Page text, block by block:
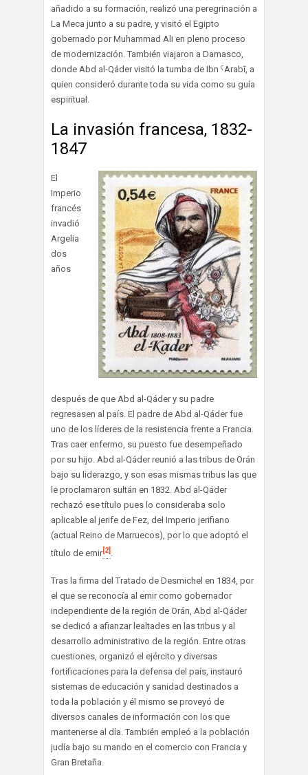
añadido a su formación, realizó una peregrinación a
La Meca junto a su padre, y visitó el Egipto
gobernado por Muhammad Ali en pleno proceso
de modernización. También viajaron a Damasco,
donde Abd al-Qáder visitó la tumba de Ibn ˁArabī, a
quien consideró durante toda su vida como su guía
espiritual.
La invasión francesa, 1832-
1847
El
Imperio
francés
invadió
Argelia
dos
años
después de que Abd al-Qáder y su padre
regresasen al país. El padre de Abd al-Qáder fue
uno de los líderes de la resistencia frente a Francia.
Tras caer enfermo, su puesto fue desempeñado
por su hijo. Abd al-Qáder reunió a las tribus de Orán
bajo su liderazgo, y son esas mismas tribus las que
le proclamaron sultán en 1832. Abd al-Qáder
rechazó ese título pues lo consideraba solo
aplicable al jerife de Fez, del Imperio jerifiano
(actual Reino de Marruecos), por lo que adoptó el
título de emir[2] .
Tras la firma del Tratado de Desmichel en 1834, por
el que se reconocía al emir como gobernador
independiente de la región de Orán, Abd al-Qáder
se dedicó a afianzar lealtades en las tribus y al
desarrollo administrativo de la región. Entre otras
cuestiones, organizó el ejército y diversas
fortificaciones para la defensa del país, instauró
sistemas de educación y sanidad destinados a
toda la población y él mismo se proveyó de
diversos canales de información con los que
mantenerse al día. También empleó a la población
judía bajo su mando en el comercio con Francia y
Gran Bretaña.